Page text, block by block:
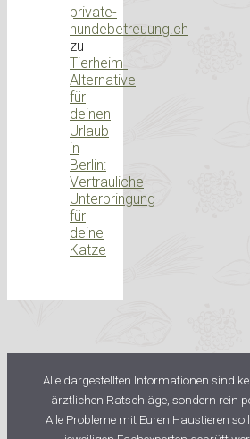
private-
hundebetreuung.ch
zu
Tierheim-
Alternative
für
deinen
Urlaub
in
Berlin:
Vertrauliche
Unterbringung
für
deine
Katze
Alle dargestellten Informationen sind
ärztlichen Ratschläge, sondern rein
Alle Probleme mit Euren Haustieren